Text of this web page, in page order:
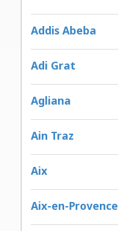
Addis Abeba
Adi Grat
Agliana
Ain Traz
Aix
Aix-en-Provence